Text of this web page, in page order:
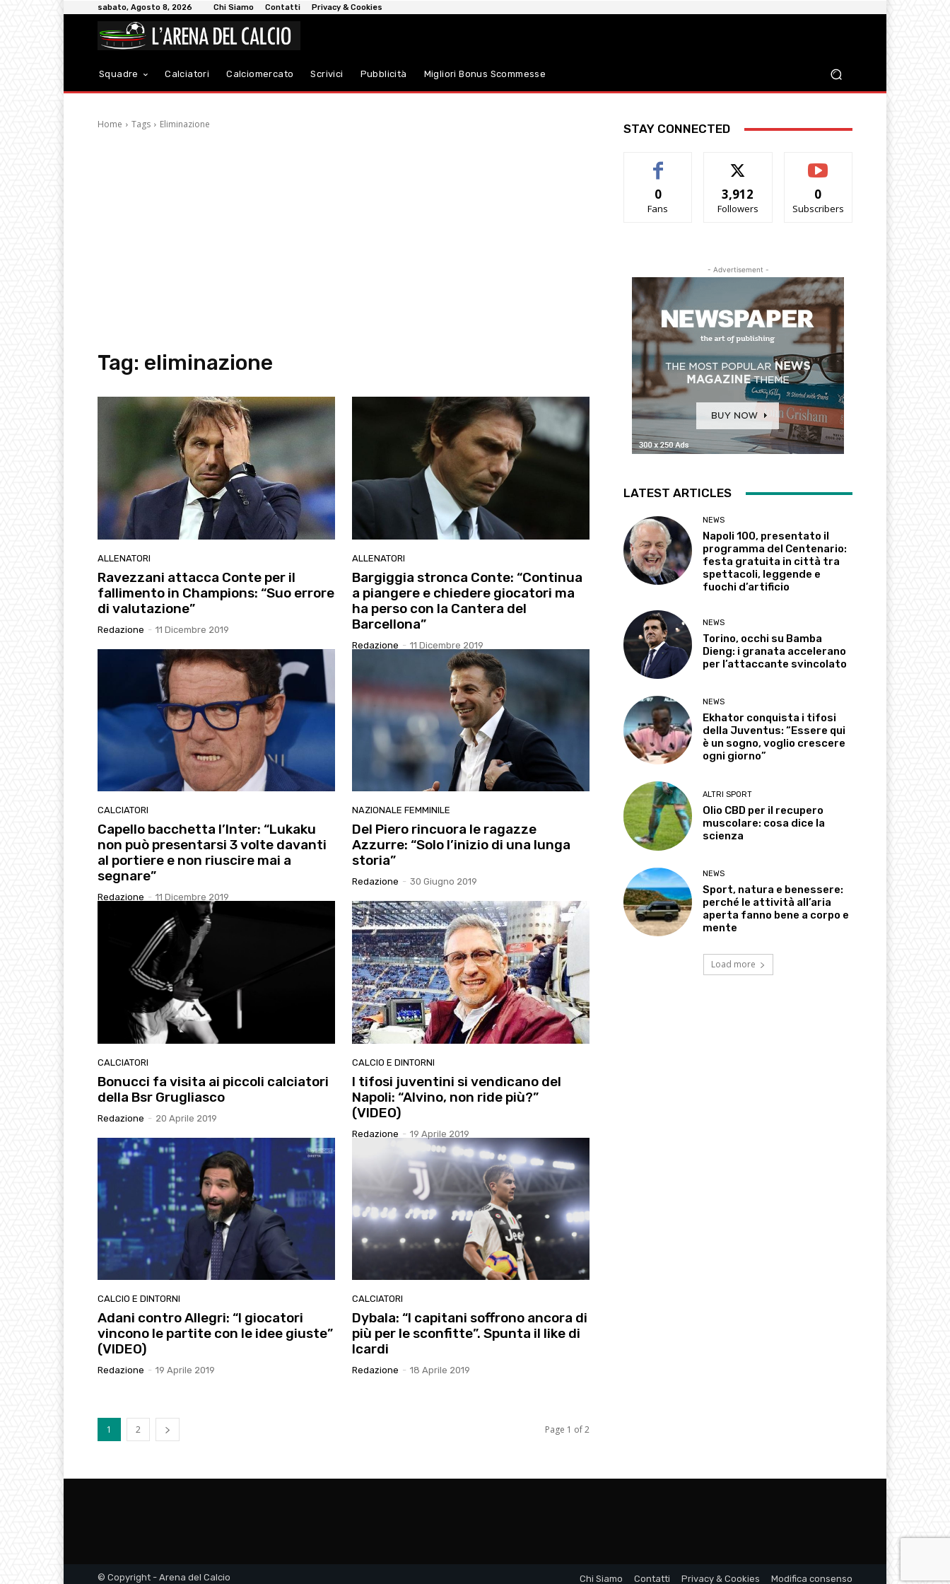
sabato, Agosto 8, 2026 Chi Siamo Contatti Privacy & Cookies
Squadre Calciatori Calciomercato Scrivici Pubblicità Migliori Bonus Scommesse
Home Tags Eliminazione
Tag: eliminazione
ALLENATORI
Ravezzani attacca Conte per il
fallimento in Champions: “Suo errore
di valutazione”
Redazione - 11 Dicembre 2019
ALLENATORI
Bargiggia stronca Conte: “Continua
a piangere e chiedere giocatori ma
ha perso con la Cantera del
Barcellona”
Redazione - 11 Dicembre 2019
CALCIATORI
Capello bacchetta l’Inter: “Lukaku
non può presentarsi 3 volte davanti
al portiere e non riuscire mai a
segnare”
Redazione - 11 Dicembre 2019
NAZIONALE FEMMINILE
Del Piero rincuora le ragazze
Azzurre: “Solo l’inizio di una lunga
storia”
Redazione - 30 Giugno 2019
CALCIATORI
Bonucci fa visita ai piccoli calciatori
della Bsr Grugliasco
Redazione - 20 Aprile 2019
CALCIO E DINTORNI
I tifosi juventini si vendicano del
Napoli: “Alvino, non ride più?”
(VIDEO)
Redazione - 19 Aprile 2019
CALCIO E DINTORNI
Adani contro Allegri: “I giocatori
vincono le partite con le idee giuste”
(VIDEO)
Redazione - 19 Aprile 2019
CALCIATORI
Dybala: “I capitani soffrono ancora di
più per le sconfitte”. Spunta il like di
Icardi
Redazione - 18 Aprile 2019
1 2 Page 1 of 2
STAY CONNECTED
0
Fans
3,912
Followers
0
Subscribers
- Advertisement -
LATEST ARTICLES
NEWS
Napoli 100, presentato il
programma del Centenario:
festa gratuita in città tra
spettacoli, leggende e
fuochi d’artificio
NEWS
Torino, occhi su Bamba
Dieng: i granata accelerano
per l’attaccante svincolato
NEWS
Ekhator conquista i tifosi
della Juventus: “Essere qui
è un sogno, voglio crescere
ogni giorno”
ALTRI SPORT
Olio CBD per il recupero
muscolare: cosa dice la
scienza
NEWS
Sport, natura e benessere:
perché le attività all’aria
aperta fanno bene a corpo e
mente
Load more
© Copyright - Arena del Calcio Chi Siamo Contatti Privacy & Cookies Modifica consenso